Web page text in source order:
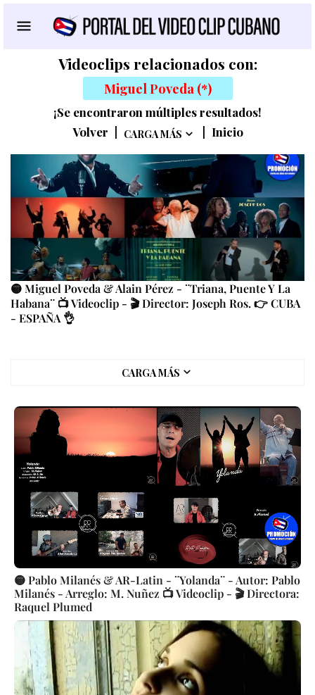
Videoclips relacionados con:
Miguel Poveda (*)
¡Se encontraron múltiples resultados!
Volver
CARGA MÁS Inicio
🟡 Miguel Poveda & Alain Pérez - ¨Triana, Puente Y La
Habana¨ 📺 Videoclip - 🎬 Director: Joseph Ros. 👉 CUBA
- ESPAÑA 👌
CARGA MÁS
🟡 Pablo Milanés & AR-Latin - ¨Yolanda¨ - Autor: Pablo
Milanés - Arreglo: M. Nuñez 📺 Videoclip - 🎬 Directora:
Raquel Plumed